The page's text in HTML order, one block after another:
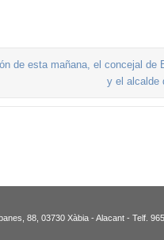
88, 03730 Xàbia - Alacant - Telf.